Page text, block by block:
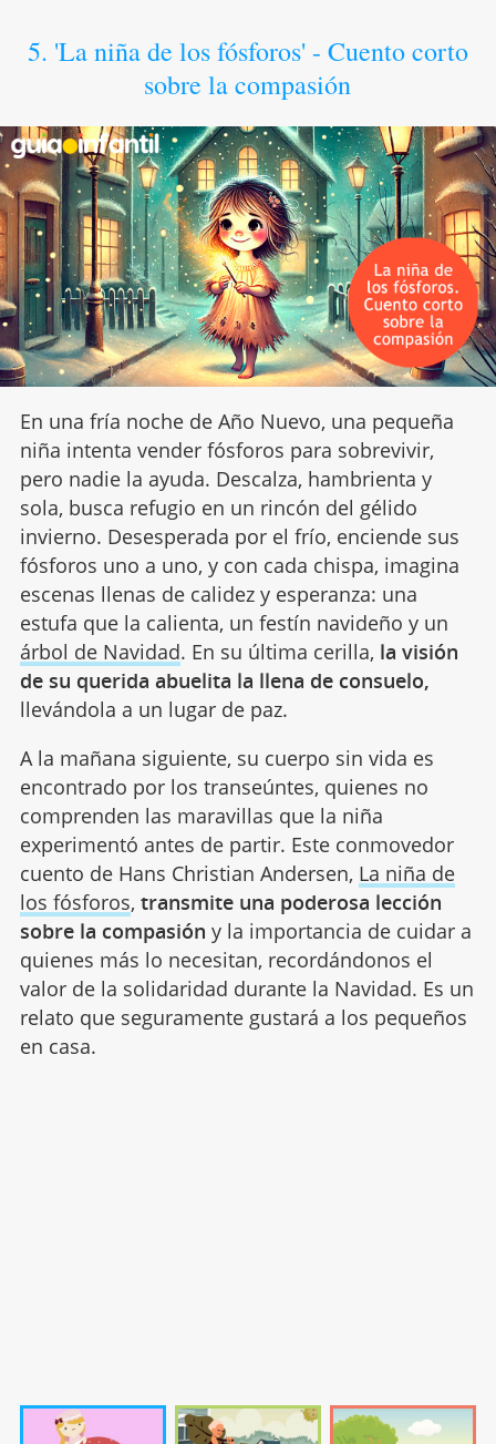
5. 'La niña de los fósforos' - Cuento corto
sobre la compasión
En una fría noche de Año Nuevo, una pequeña
niña intenta vender fósforos para sobrevivir,
pero nadie la ayuda. Descalza, hambrienta y
sola, busca refugio en un rincón del gélido
invierno. Desesperada por el frío, enciende sus
fósforos uno a uno, y con cada chispa, imagina
escenas llenas de calidez y esperanza: una
estufa que la calienta, un festín navideño y un
árbol de Navidad. En su última cerilla, la visión
de su querida abuelita la llena de consuelo,
llevándola a un lugar de paz.
A la mañana siguiente, su cuerpo sin vida es
encontrado por los transeúntes, quienes no
comprenden las maravillas que la niña
experimentó antes de partir. Este conmovedor
cuento de Hans Christian Andersen, La niña de
los fósforos, transmite una poderosa lección
sobre la compasión y la importancia de cuidar a
quienes más lo necesitan, recordándonos el
valor de la solidaridad durante la Navidad. Es un
relato que seguramente gustará a los pequeños
en casa.